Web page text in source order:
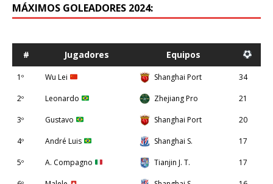
MÁXIMOS GOLEADORES 2024:
# Jugadores Equipos
1º Wu Lei Shanghai Port 34
2º Leonardo Zhejiang Pro 21
3º Gustavo Shanghai Port 20
4º André Luis Shanghai S. 17
5º A. Compagno Tianjin J. T. 17